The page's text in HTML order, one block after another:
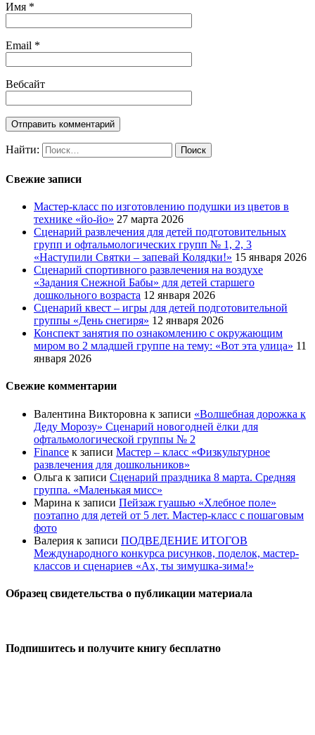
Имя *
Email *
Вебсайт
Найти:
Свежие записи
Мастер-класс по изготовлению подушки из цветов в
технике «йо-йо» 27 марта 2026
Сценарий развлечения для детей подготовительных
групп и офтальмологических групп № 1, 2, 3
«Наступили Святки – запевай Колядки!» 15 января 2026
Сценарий спортивного развлечения на воздухе
«Задания Снежной Бабы» для детей старшего
дошкольного возраста 12 января 2026
Сценарий квест – игры для детей подготовительной
группы «День снегиря» 12 января 2026
Конспект занятия по ознакомлению с окружающим
миром во 2 младшей группе на тему: «Вот эта улица» 11
января 2026
Свежие комментарии
Валентина Викторовна к записи «Волшебная дорожка к
Деду Морозу» Сценарий новогодней ёлки для
офтальмологической группы № 2
Finance к записи Мастер – класс «Физкультурное
развлечения для дошкольников»
Ольга к записи Сценарий праздника 8 марта. Средняя
группа. «Маленькая мисс»
Марина к записи Пейзаж гуашью «Хлебное поле»
поэтапно для детей от 5 лет. Мастер-класс с пошаговым
фото
Валерия к записи ПОДВЕДЕНИЕ ИТОГОВ
Международного конкурса рисунков, поделок, мастер-
классов и сценариев «Ах, ты зимушка-зима!»
Образец свидетельства о публикации материала
Подпишитесь и получите книгу бесплатно